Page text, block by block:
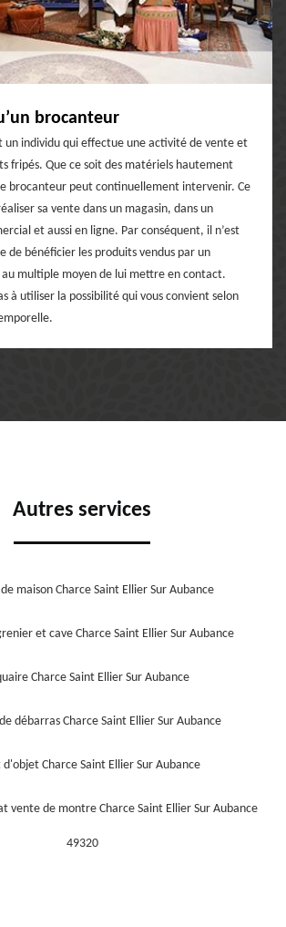
brocanteur
un individu qui effectue une activité de vente et
fripés. Que ce soit des matériels hautement
brocanteur peut continuellement intervenir. Ce
sa vente dans un magasin, dans un
et aussi en ligne. Par conséquent, il n’est
de bénéficier les produits vendus par un
multiple moyen de lui mettre en contact.
à utiliser la possibilité qui vous convient selon
Autres services
maison Charce Saint Ellier Sur Aubance
et cave Charce Saint Ellier Sur Aubance
Charce Saint Ellier Sur Aubance
débarras Charce Saint Ellier Sur Aubance
d'objet Charce Saint Ellier Sur Aubance
vente de montre Charce Saint Ellier Sur Aubance
49320